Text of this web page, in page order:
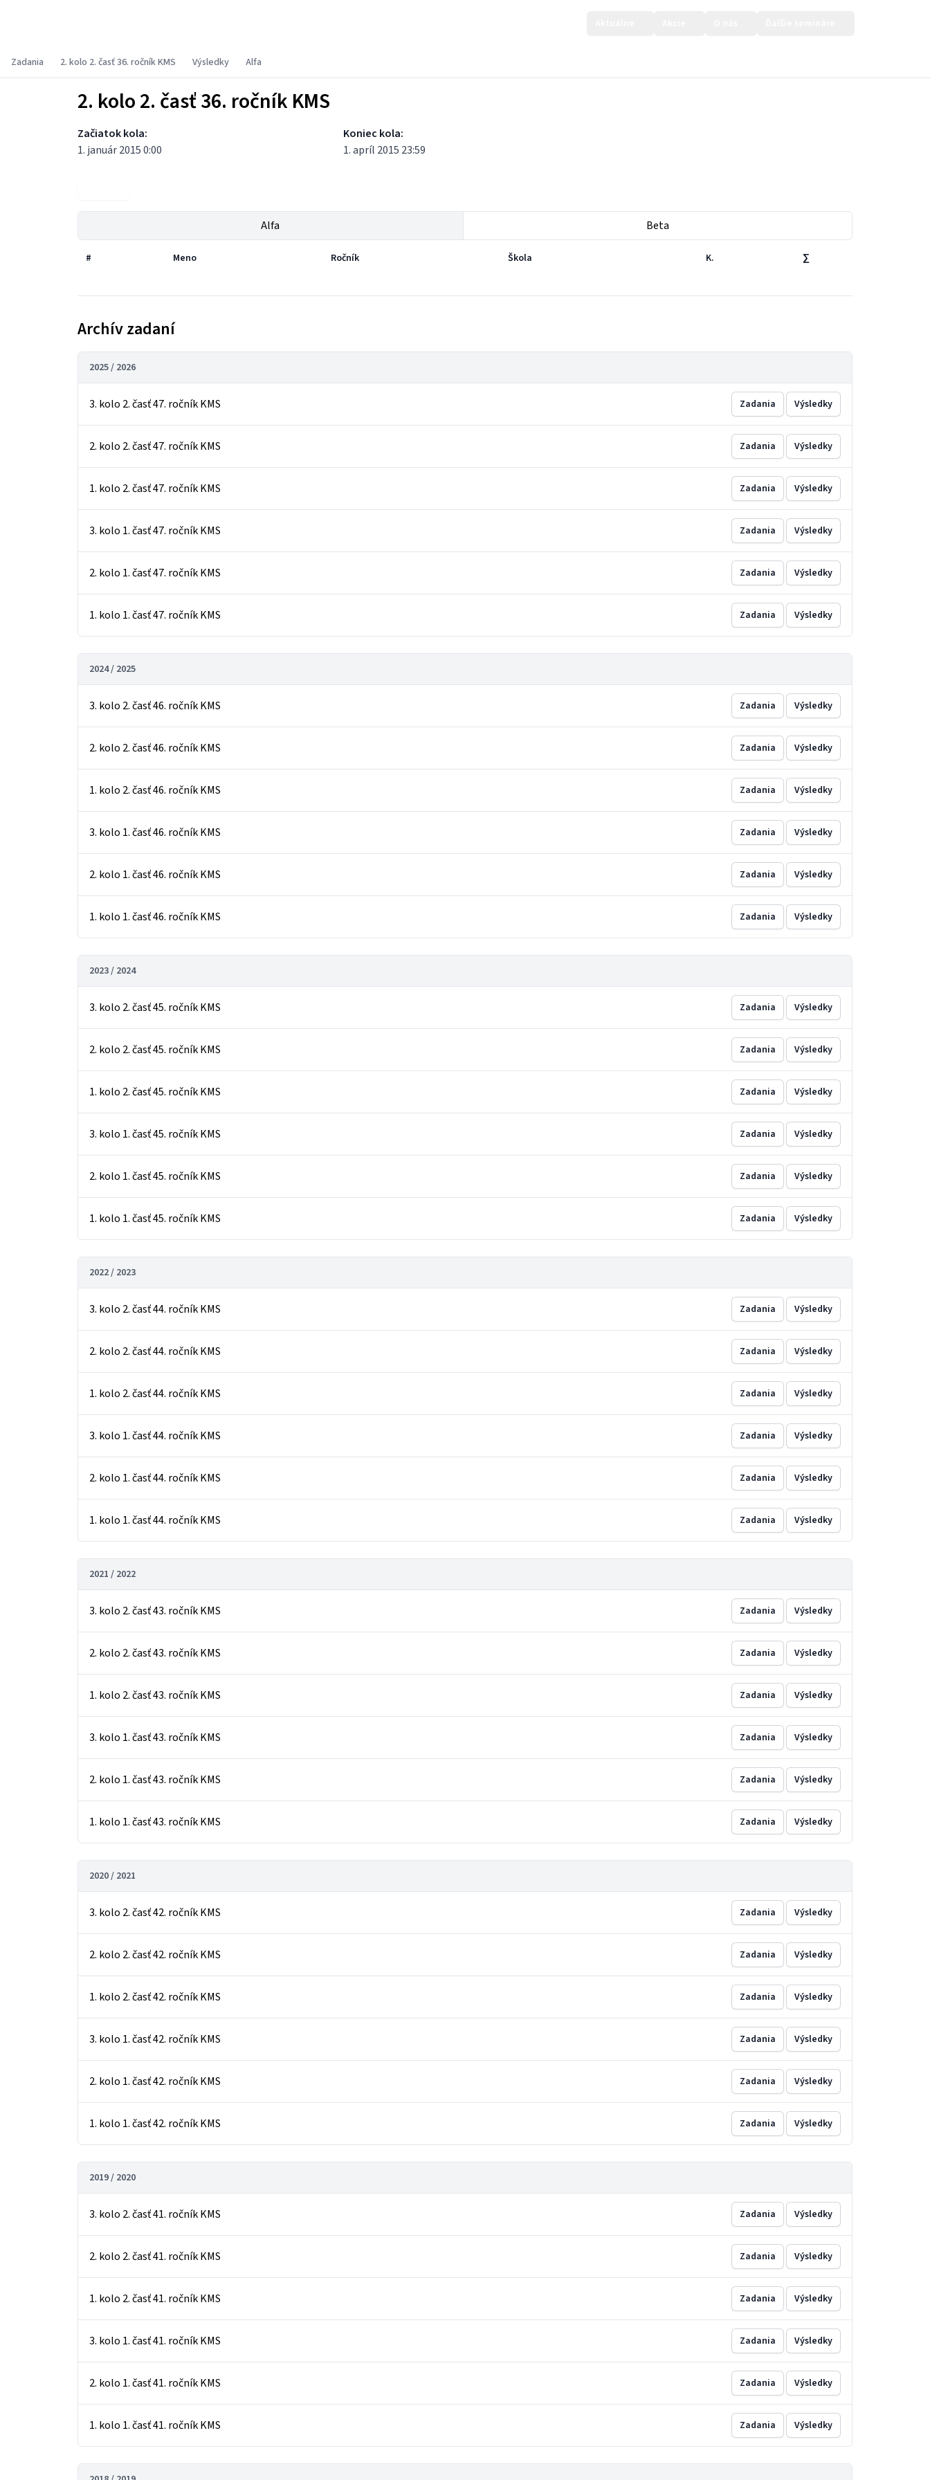
Zadania 2. kolo 2. časť 36. ročník KMS Výsledky Alfa
2. kolo 2. časť 36. ročník KMS
Začiatok kola:
1. január 2015 0:00
Koniec kola:
1. apríl 2015 23:59
Alfa Beta
# Meno Ročník Škola K. ∑
Archív zadaní
2025 / 2026
3. kolo 2. časť 47. ročník KMS Zadania Výsledky
2. kolo 2. časť 47. ročník KMS Zadania Výsledky
1. kolo 2. časť 47. ročník KMS Zadania Výsledky
3. kolo 1. časť 47. ročník KMS Zadania Výsledky
2. kolo 1. časť 47. ročník KMS Zadania Výsledky
1. kolo 1. časť 47. ročník KMS Zadania Výsledky
2024 / 2025
3. kolo 2. časť 46. ročník KMS Zadania Výsledky
2. kolo 2. časť 46. ročník KMS Zadania Výsledky
1. kolo 2. časť 46. ročník KMS Zadania Výsledky
3. kolo 1. časť 46. ročník KMS Zadania Výsledky
2. kolo 1. časť 46. ročník KMS Zadania Výsledky
1. kolo 1. časť 46. ročník KMS Zadania Výsledky
2023 / 2024
3. kolo 2. časť 45. ročník KMS Zadania Výsledky
2. kolo 2. časť 45. ročník KMS Zadania Výsledky
1. kolo 2. časť 45. ročník KMS Zadania Výsledky
3. kolo 1. časť 45. ročník KMS Zadania Výsledky
2. kolo 1. časť 45. ročník KMS Zadania Výsledky
1. kolo 1. časť 45. ročník KMS Zadania Výsledky
2022 / 2023
3. kolo 2. časť 44. ročník KMS Zadania Výsledky
2. kolo 2. časť 44. ročník KMS Zadania Výsledky
1. kolo 2. časť 44. ročník KMS Zadania Výsledky
3. kolo 1. časť 44. ročník KMS Zadania Výsledky
2. kolo 1. časť 44. ročník KMS Zadania Výsledky
1. kolo 1. časť 44. ročník KMS Zadania Výsledky
2021 / 2022
3. kolo 2. časť 43. ročník KMS Zadania Výsledky
2. kolo 2. časť 43. ročník KMS Zadania Výsledky
1. kolo 2. časť 43. ročník KMS Zadania Výsledky
3. kolo 1. časť 43. ročník KMS Zadania Výsledky
2. kolo 1. časť 43. ročník KMS Zadania Výsledky
1. kolo 1. časť 43. ročník KMS Zadania Výsledky
2020 / 2021
3. kolo 2. časť 42. ročník KMS Zadania Výsledky
2. kolo 2. časť 42. ročník KMS Zadania Výsledky
1. kolo 2. časť 42. ročník KMS Zadania Výsledky
3. kolo 1. časť 42. ročník KMS Zadania Výsledky
2. kolo 1. časť 42. ročník KMS Zadania Výsledky
1. kolo 1. časť 42. ročník KMS Zadania Výsledky
2019 / 2020
3. kolo 2. časť 41. ročník KMS Zadania Výsledky
2. kolo 2. časť 41. ročník KMS Zadania Výsledky
1. kolo 2. časť 41. ročník KMS Zadania Výsledky
3. kolo 1. časť 41. ročník KMS Zadania Výsledky
2. kolo 1. časť 41. ročník KMS Zadania Výsledky
1. kolo 1. časť 41. ročník KMS Zadania Výsledky